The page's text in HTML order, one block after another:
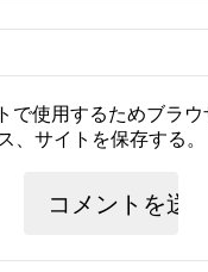
で使用するためブラ
、サイトを保存する。